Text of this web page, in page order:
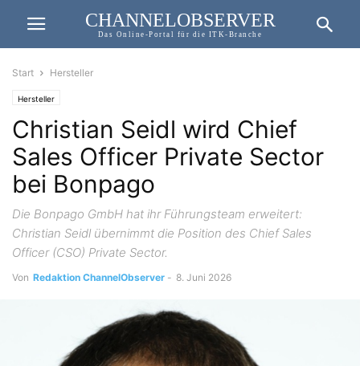
CHANNELOBSERVER
Das Online-Portal für die ITK-Branche
Start Hersteller
Hersteller
Christian Seidl wird Chief
Sales Officer Private Sector
bei Bonpago
Die Bonpago GmbH hat ihr Führungsteam erweitert:
Christian Seidl übernimmt die Position des Chief Sales
Officer (CSO) Private Sector.
Von Redaktion ChannelObserver - 8. Juni 2026